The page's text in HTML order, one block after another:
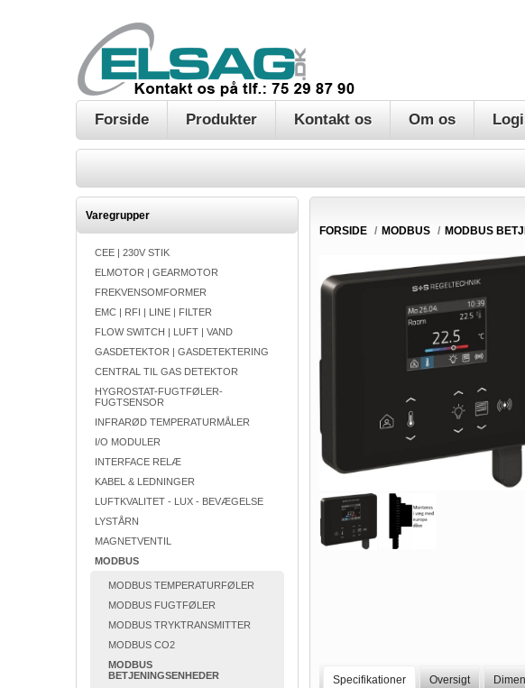
Forside Produkter Kontakt os Om os
Varegrupper
CEE | 230V STIK
ELMOTOR | GEARMOTOR
FREKVENSOMFORMER
EMC | RFI | LINE | FILTER
FLOW SWITCH | LUFT | VAND
GASDETEKTOR | GASDETEKTERING
CENTRAL TIL GAS DETEKTOR
HYGROSTAT-FUGTFØLER-
FUGTSENSOR
INFRARØD TEMPERATURMÅLER
I/O MODULER
INTERFACE RELÆ
KABEL & LEDNINGER
LUFTKVALITET - LUX - BEVÆGELSE
LYSTÅRN
MAGNETVENTIL
MODBUS
MODBUS TEMPERATURFØLER
MODBUS FUGTFØLER
MODBUS TRYKTRANSMITTER
MODBUS CO2
MODBUS
BETJENINGSENHEDER
FORSIDE / MODBUS / MODBUS
Specifikationer Oversigt